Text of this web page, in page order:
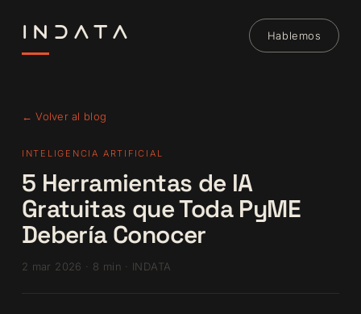
INDATA Hablemos
← Volver al blog
INTELIGENCIA ARTIFICIAL
5 Herramientas de IA
Gratuitas que Toda PyME
Debería Conocer
2 mar 2026 · 8 min · INDATA